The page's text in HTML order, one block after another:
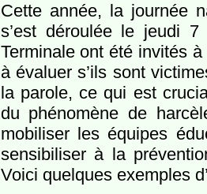
Cette année, la journée
s’est déroulée le jeudi
Terminale ont été invités
à évaluer s’ils sont
la parole, ce qui est
du phénomène de
mobiliser les équipes
sensibiliser à la
Voici quelques exemples